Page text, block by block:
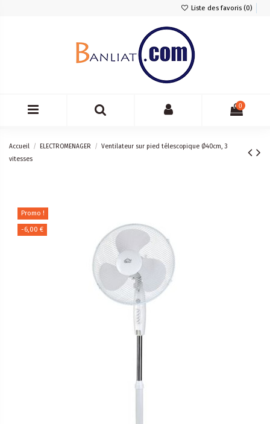
Liste des favoris (0)
0
Accueil ELECTROMENAGER
Ventilateur sur pied télescopique Ø40cm, 3
vitesses
Promo !
-6,00 €